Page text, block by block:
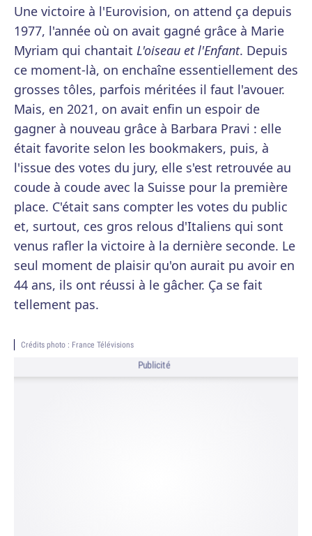
Une victoire à l'Eurovision, on attend ça depuis
1977, l'année où on avait gagné grâce à Marie
Myriam qui chantait L'oiseau et l'Enfant. Depuis
ce moment-là, on enchaîne essentiellement des
grosses tôles, parfois méritées il faut l'avouer.
Mais, en 2021, on avait enfin un espoir de
gagner à nouveau grâce à Barbara Pravi : elle
était favorite selon les bookmakers, puis, à
l'issue des votes du jury, elle s'est retrouvée au
coude à coude avec la Suisse pour la première
place. C'était sans compter les votes du public
et, surtout, ces gros relous d'Italiens qui sont
venus rafler la victoire à la dernière seconde. Le
seul moment de plaisir qu'on aurait pu avoir en
44 ans, ils ont réussi à le gâcher. Ça se fait
tellement pas.
Crédits photo : France Télévisions
Publicité